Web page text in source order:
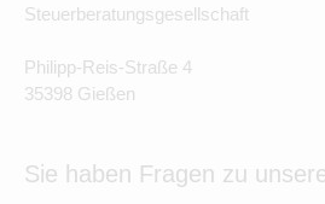
Steuerberatungsgesellschaft
Philipp-Reis-Straße 4
35398 Gießen
Sie haben Fragen zu